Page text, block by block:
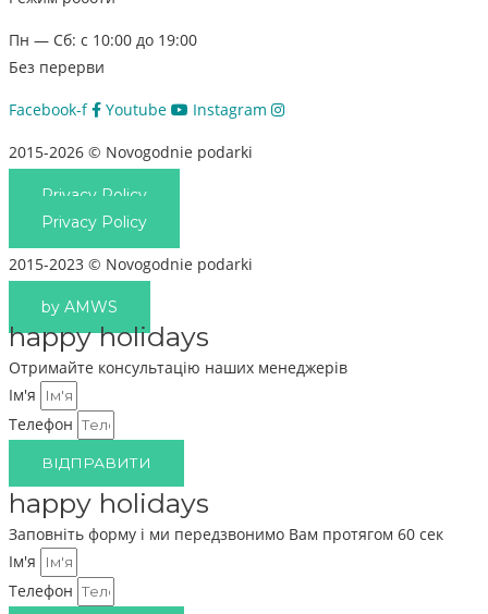
Пн — Сб: с 10:00 до 19:00
Без перерви
Facebook-f Youtube Instagram
2015-2026 © Novogodnie podarki
Privacy Policy
Privacy Policy
2015-2023 © Novogodnie podarki
by AMWS
happy holidays
Отримайте консультацію наших менеджерів
Ім'я
Телефон
ВІДПРАВИТИ
happy holidays
Заповніть форму і ми передзвонимо Вам протягом 60 сек
Ім'я
Телефон